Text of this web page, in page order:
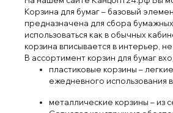
Корзина для бумаг – базовый
предназначена для сбора
использоваться как в обычных
корзина вписывается в интерьер , не
В ассортимент корзин для бумаг
пластиковые корзины – легкие
ежедневного использования в
металлические корзины – из